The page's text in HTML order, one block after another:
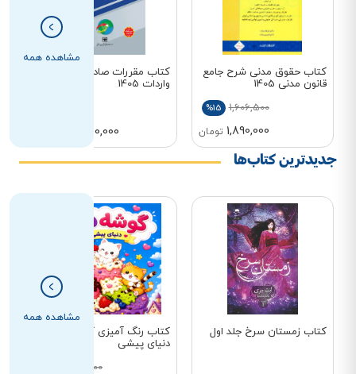
کتاب حقوق مدنی شرح جامع
قانون مدنی 1405
1,606,500
%15
1,890,000 تومان
کتاب مقررات صادرات و
واردات 1405
4,350,000
مشاهده همه
جدیدترین کتاب‌ها
کتاب زمستان سرخ جلد اول
کتاب رنگ آمیزی گوشه دنج:
دنیای پیشی
160,000
مشاهده همه